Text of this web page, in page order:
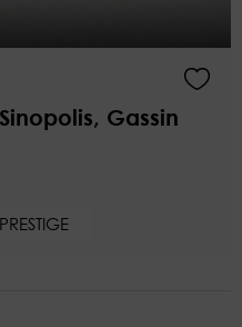
Gassin